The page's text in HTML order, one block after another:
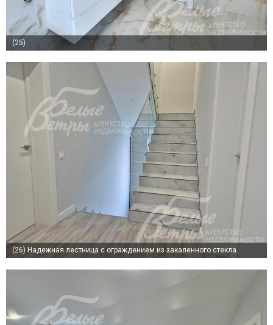
(25)
(26) Надежная лестница с ограждением из закаленного стекла.